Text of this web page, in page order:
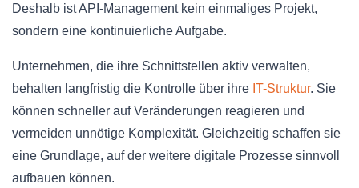
Deshalb ist API-Management kein einmaliges Projekt,
sondern eine kontinuierliche Aufgabe.
Unternehmen, die ihre Schnittstellen aktiv verwalten,
behalten langfristig die Kontrolle über ihre IT-Struktur. Sie
können schneller auf Veränderungen reagieren und
vermeiden unnötige Komplexität. Gleichzeitig schaffen sie
eine Grundlage, auf der weitere digitale Prozesse sinnvoll
aufbauen können.